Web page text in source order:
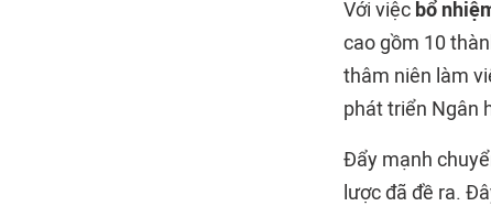
Với việc bổ
cao gồm 10
thâm niên làm
phát triển Ngân
Đẩy mạnh
lược đã đề ra.